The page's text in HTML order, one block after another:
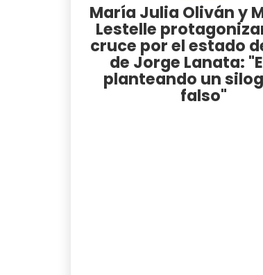
María Julia Oliván y
Lestelle
cruce por el estado
de Jorge Lanata:
planteando un
falso"